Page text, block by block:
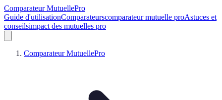
Comparateur MutuellePro
Guide d'utilisationComparateurscomparateur mutuelle proAstuces et
conseilsimpact des mutuelles pro
Comparateur MutuellePro